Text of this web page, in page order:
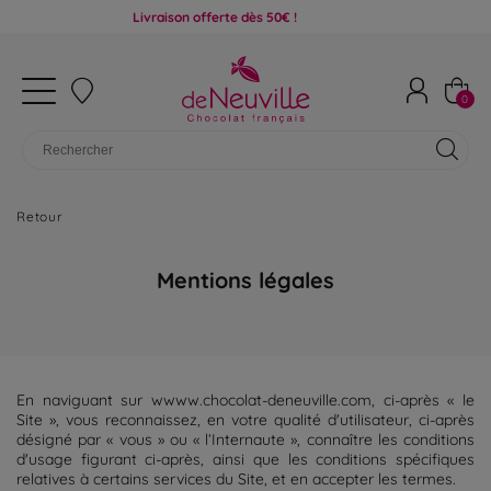
Livraison offerte dès 50€ !
0
Retour
Mentions légales
En naviguant sur wwww.chocolat-deneuville.com, ci-après « le
Site », vous reconnaissez, en votre qualité d'utilisateur, ci-après
désigné par « vous » ou « l’Internaute », connaître les conditions
d'usage figurant ci-après, ainsi que les conditions spécifiques
relatives à certains services du Site, et en accepter les termes.